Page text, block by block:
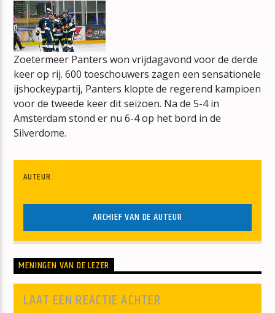
mz-radio
Zoetermeer Panters won vrijdagavond voor de derde
keer op rij. 600 toeschouwers zagen een sensationele
ijshockeypartij, Panters klopte de regerend kampioen
voor de tweede keer dit seizoen. Na de 5-4 in
Amsterdam stond er nu 6-4 op het bord in de
Silverdome.
AUTEUR
ARCHIEF VAN DE AUTEUR
MENINGEN VAN DE LEZER
LAAT EEN REACTIE ACHTER